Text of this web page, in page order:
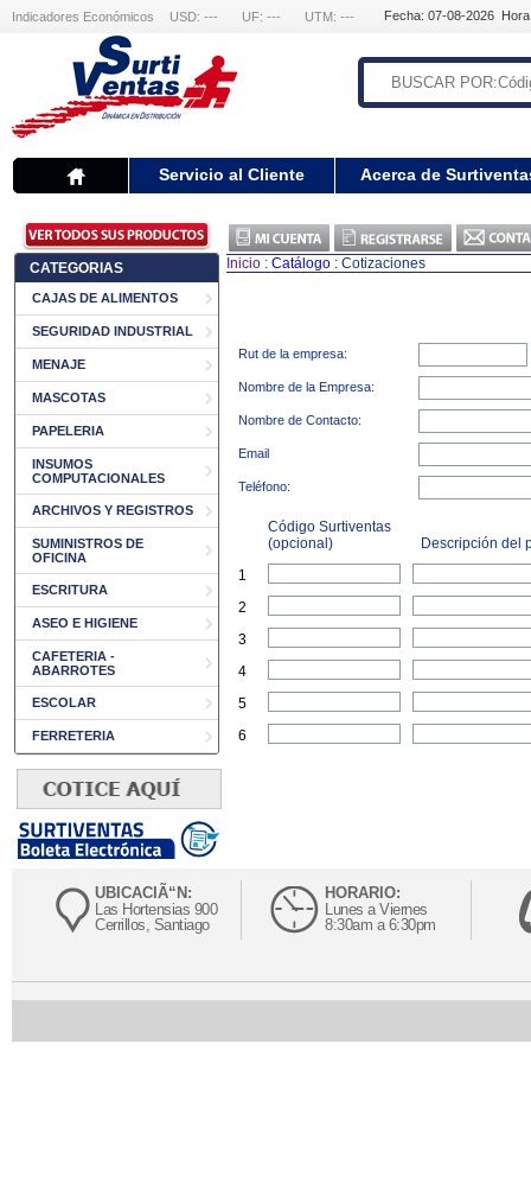
Indicadores Económicos USD: --- UF: --- UTM: --- Fecha: 07-08-2026
Servicio al Cliente Acerca de
CATEGORIAS
CAJAS DE ALIMENTOS
SEGURIDAD INDUSTRIAL
MENAJE
MASCOTAS
PAPELERIA
INSUMOS
COMPUTACIONALES
ARCHIVOS Y REGISTROS
SUMINISTROS DE
OFICINA
ESCRITURA
ASEO E HIGIENE
CAFETERIA -
ABARROTES
ESCOLAR
FERRETERIA
Inicio : Catálogo : Cotizaciones
Rut de la empresa:
Nombre de la Empresa:
Nombre de Contacto:
Email
Teléfono:
Código Surtiventas
(opcional)
Descripción del
1
2
3
4
5
6
UBICACIÃ“N:
Las Hortensias 900
Cerrillos, Santiago
HORARIO:
Lunes a Viernes
8:30am a 6:30pm